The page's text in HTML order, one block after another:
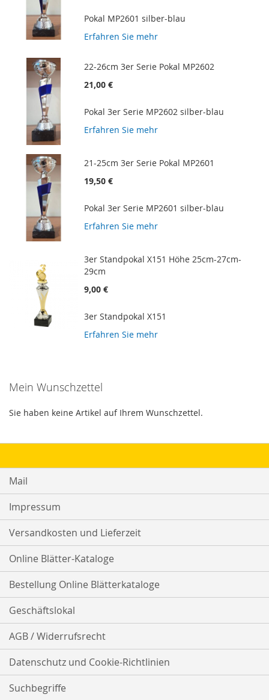
Pokal MP2601 silber-blau
Erfahren Sie mehr
22-26cm 3er Serie Pokal MP2602
21,00 €
Pokal 3er Serie MP2602 silber-blau
Erfahren Sie mehr
21-25cm 3er Serie Pokal MP2601
19,50 €
Pokal 3er Serie MP2601 silber-blau
Erfahren Sie mehr
3er Standpokal X151 Höhe 25cm-27cm-
29cm
9,00 €
3er Standpokal X151
Erfahren Sie mehr
Mein Wunschzettel
Sie haben keine Artikel auf Ihrem Wunschzettel.
Mail
Impressum
Versandkosten und Lieferzeit
Online Blätter-Kataloge
Bestellung Online Blätterkataloge
Geschäftslokal
AGB / Widerrufsrecht
Datenschutz und Cookie-Richtlinien
Suchbegriffe